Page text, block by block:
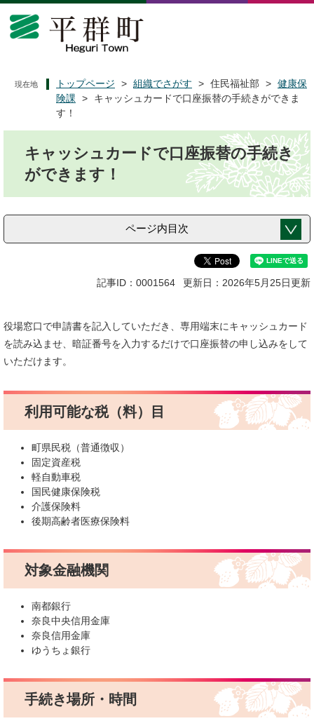
ペ
メ
現在地 トップページ > 組織でさがす > 住民福祉部 > 健康保
険課
>
キャッシュカードで口座振替の手続きができま
す！
キャッシュカードで口座振替の手続き
ができます！
ページ内目次
記事ID：0001564 更新日：2026年5月25日更新
役場窓口で申請書を記入していただき、専用端末にキャッシュカード
を読み込ませ、暗証番号を入力するだけで口座振替の申し込みをして
いただけます。
利用可能な税（料）目
町県民税（普通徴収）
固定資産税
軽自動車税
国民健康保険税
介護保険料
後期高齢者医療保険料
対象金融機関
南都銀行
奈良中央信用金庫
奈良信用金庫
ゆうちょ銀行
手続き場所・時間